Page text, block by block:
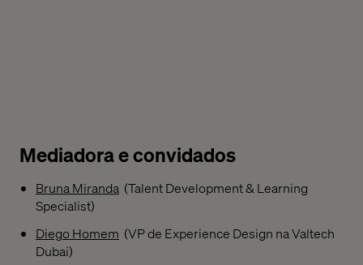
Mediadora e convidados
Bruna Miranda (Talent Development & Learning
Specialist)
Diego Homem (VP de Experience Design na Valtech
Dubai) ​